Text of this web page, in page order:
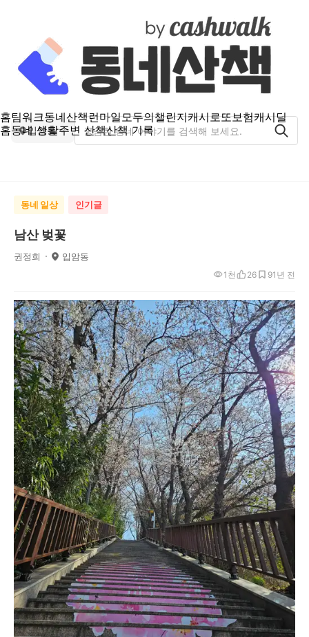
홈팀워크동네산책런마일모두의챌린지캐시로또보험캐시딜
홈동네 생활주변 산책산책 기록
입암동
동네 일상 인기글
남산 벚꽃
권정희 입암동
1년 전
1천 26 9